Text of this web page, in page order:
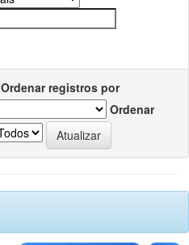
Ordenar registros por
Ordenar